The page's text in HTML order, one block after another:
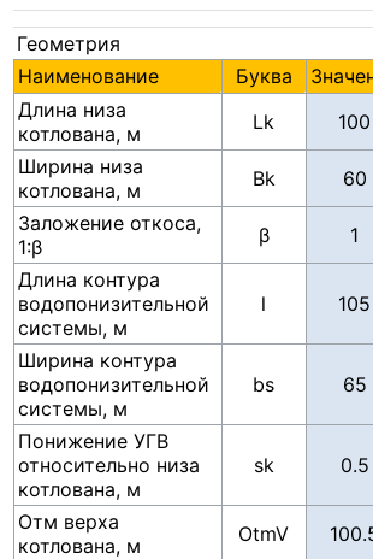
Геометрия
Наименование
Буква
Длина низа
котлована, м
Lk
Ширина низа
котлована, м
Bk
Заложение откоса,
1:β
β
Длина контура
водопонизительной
системы, м
l
Ширина контура
водопонизительной
системы, м
bs
Понижение УГВ
относительно низа
котлована, м
sk
Отм верха
котлована, м
OtmV